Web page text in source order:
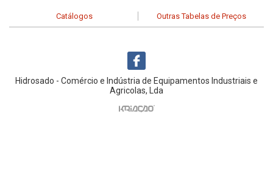
Catálogos Outras Tabelas de Preços
Hidrosado - Comércio e Indústria de Equipamentos Industriais e
Agricolas, Lda